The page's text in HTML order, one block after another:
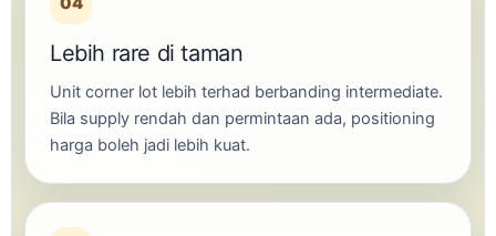
Lebih rare di taman
Unit corner lot lebih terhad berbanding intermediate.
Bila supply rendah dan permintaan ada, positioning
harga boleh jadi lebih kuat.